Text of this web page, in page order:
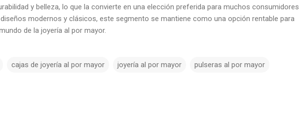
y belleza, lo que la convierte en una elección preferida para muchos consumidores.
modernos y clásicos, este segmento se mantiene como una opción rentable para
de la joyería al por mayor.
cajas de joyería al por mayor joyería al por mayor pulseras al por mayor